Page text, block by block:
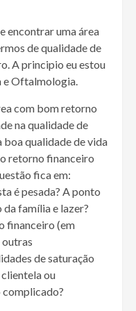
encontrar uma área
de qualidade de
A principio eu estou
e Oftalmologia.
com bom retorno
na qualidade de
qualidade de vida
retorno financeiro
fica em:
é pesada? A ponto
família e lazer?
financeiro (em
outras
de saturação
ou
complicado?